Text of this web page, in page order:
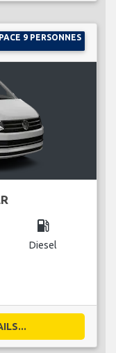
9 PERSONNES
local_gas_station
Diesel